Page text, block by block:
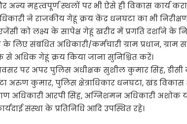
अन्य महत्वपूर्ण स्थलों पर भी ऐसे ही विकास कार्य
ने राजकीय गेहूं क्रय केंद्र धनघटा का भी
को लक्ष्य के सापेक्ष गेहूं खरीद में प्रगति दर्शाने के
के लिए संबंधित अधिकारी/कर्मचारी ग्राम प्रधान,
से अधिक गेहूं क्रय किया जाना सुनिश्चित करें।
पर अपर पुलिस अधीक्षक सुशील कुमार सिंह, डीसी
अरुण कुमार, पुलिस क्षेत्राधिकार धनघटा, खंड विकास
अधिकारी आरपी सिंह, अग्निशमन अधिकारी अशोक
संस्था के प्रतिनिधि आदि उपस्थित रहे।